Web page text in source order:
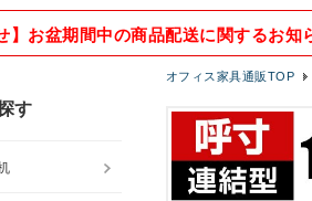
】お盆期間中の商品配送に関するお知
オフィス家具通販TOP
す